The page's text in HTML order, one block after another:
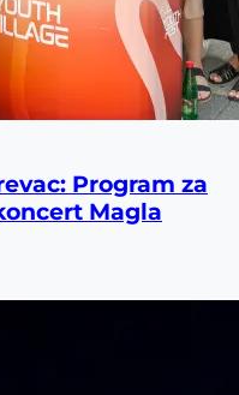
Program za
Magla